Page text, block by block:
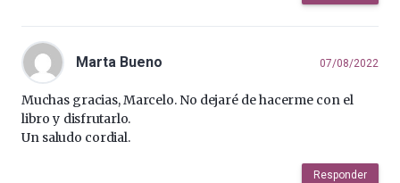
Marta Bueno 07/08/2022
Muchas gracias, Marcelo. No dejaré de hacerme con el
libro y disfrutarlo.
Un saludo cordial.
Responder